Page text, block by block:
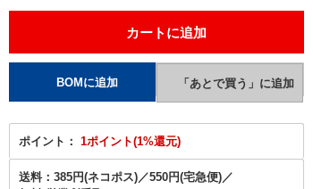
ポイント： 1ポイント(1%還元)
送料： 385円(ネコポス)／550円(宅急便)／